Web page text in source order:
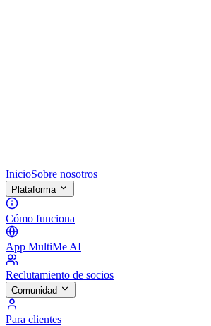
InicioSobre nosotros
Plataforma
Cómo funciona
App MultiMe AI
Reclutamiento de socios
Comunidad
Para clientes